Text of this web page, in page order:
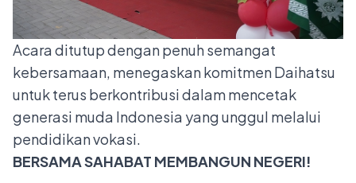
Acara ditutup dengan penuh semangat
kebersamaan, menegaskan komitmen Daihatsu
untuk terus berkontribusi dalam mencetak
generasi muda Indonesia yang unggul melalui
pendidikan vokasi.
BERSAMA SAHABAT MEMBANGUN NEGERI!